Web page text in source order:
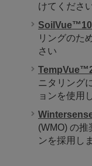
けてくださ
SoilVue™10
リングのた
さい
ニタリング
ョンを使用
(WMO) の推
ンを採用し